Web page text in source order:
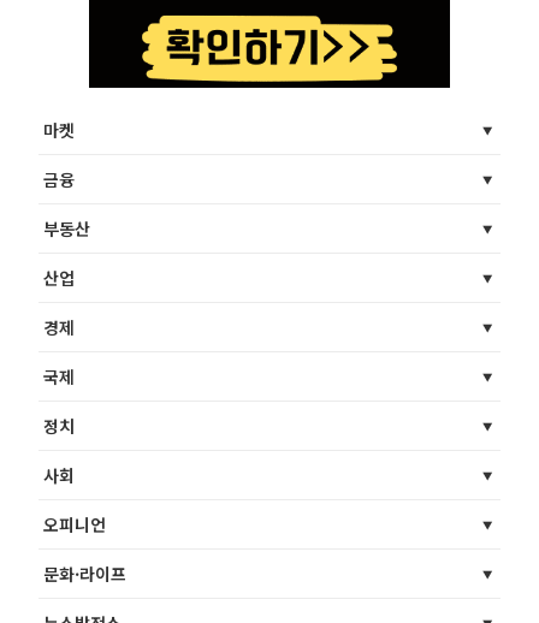
마켓
금융
부동산
산업
경제
국제
정치
사회
오피니언
문화·라이프